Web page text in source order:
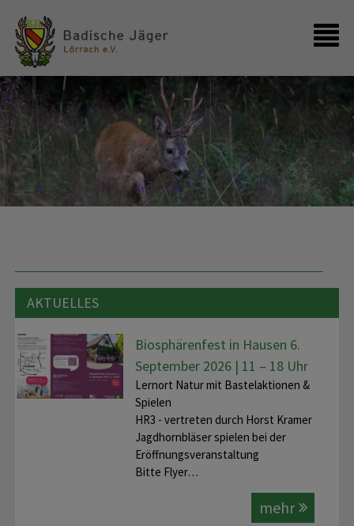
Startseite
Kontakt
AKTUELLES
Biosphärenfest in Hausen 6.
September 2026 | 11 – 18 Uhr
Lernort Natur mit Bastelaktionen &
Spielen
HR3 - vertreten durch Horst Kramer
Jagdhornbläser spielen bei der
Eröffnungsveranstaltung
Bitte Flyer…
mehr